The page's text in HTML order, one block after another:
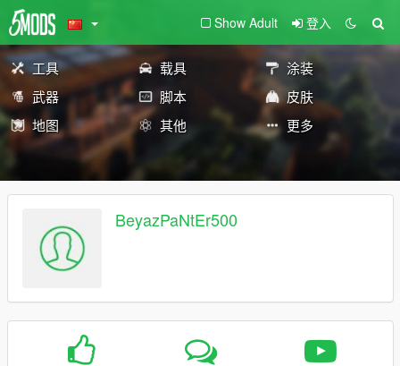
Show Adult 登入
工具 载具
涂装
武器
脚本
皮肤
地图
其他 更多
BeyazPaNtEr500